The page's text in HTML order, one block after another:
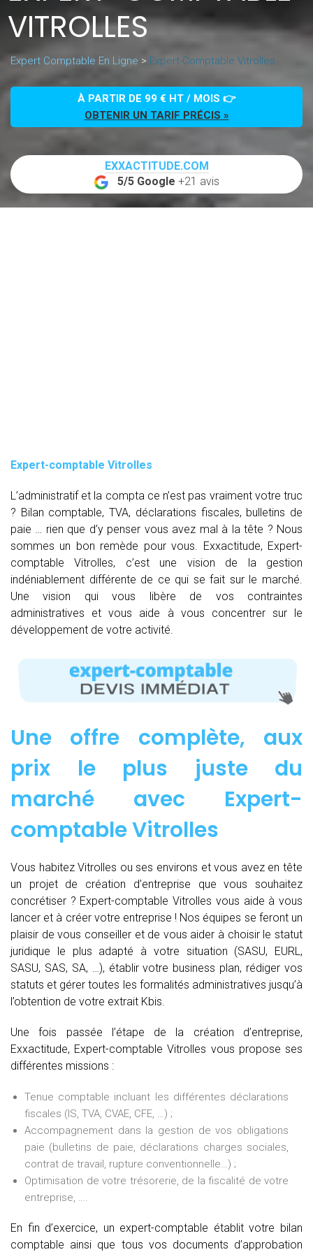
VITROLLES
Expert Comptable En Ligne > Expert-Comptable Vitrolles
À PARTIR DE 99 € HT / MOIS 👉
OBTENIR UN TARIF PRÉCIS »
EXXACTITUDE.COM
5/5 Google +21 avis
Expert-comptable Vitrolles
L’administratif et la compta ce n’est pas vraiment votre truc
? Bilan comptable, TVA, déclarations fiscales, bulletins de
paie … rien que d’y penser vous avez mal à la tête ? Nous
sommes un bon remède pour vous. Exxactitude, Expert-
comptable Vitrolles, c’est une vision de la gestion
indéniablement différente de ce qui se fait sur le marché.
Une vision qui vous libère de vos contraintes
administratives et vous aide à vous concentrer sur le
développement de votre activité.
Une offre complète, aux
prix le plus juste du
marché avec Expert-
comptable Vitrolles
Vous habitez Vitrolles ou ses environs et vous avez en tête
un projet de création d’entreprise que vous souhaitez
concrétiser ? Expert-comptable Vitrolles vous aide à vous
lancer et à créer votre entreprise ! Nos équipes se feront un
plaisir de vous conseiller et de vous aider à choisir le statut
juridique le plus adapté à votre situation (SASU, EURL,
SASU, SAS, SA, …), établir votre business plan, rédiger vos
statuts et gérer toutes les formalités administratives jusqu’à
l’obtention de votre extrait Kbis.
Une fois passée l’étape de la création d’entreprise,
Exxactitude, Expert-comptable Vitrolles vous propose ses
différentes missions :
Tenue comptable incluant les différentes déclarations
fiscales (IS, TVA, CVAE, CFE, …) ;
Accompagnement dans la gestion de vos obligations
paie (bulletins de paie, déclarations charges sociales,
contrat de travail, rupture conventionnelle…) ;
Optimisation de votre trésorerie, de la fiscalité de votre
entreprise, ….
En fin d’exercice, un expert-comptable établit votre bilan
comptable ainsi que tous vos documents d’approbation